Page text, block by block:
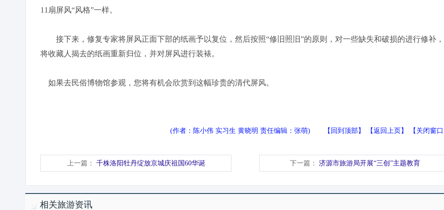
11扇屏风“风格”一样。
接下来，修复专家将屏风正面下部的纸画予以复位，然后按照“修旧照旧”的原则，对一些缺失和破损的进行修补，
将收藏人揭去的纸画重新归位，并对屏风进行装裱。
如果去民俗博物馆参观，您将有机会欣赏到这幅珍贵的清代屏风。
(作者：陈小伟 实习生 黄晓明 责任编辑：张萌) 【 回到顶部】 【返回上页 】 【 关闭窗口
上一篇： 千株洛阳牡丹绽放京城庆祖国60华诞 下一篇： 济源市旅游局开展“三创”主题教育
相关旅游资讯